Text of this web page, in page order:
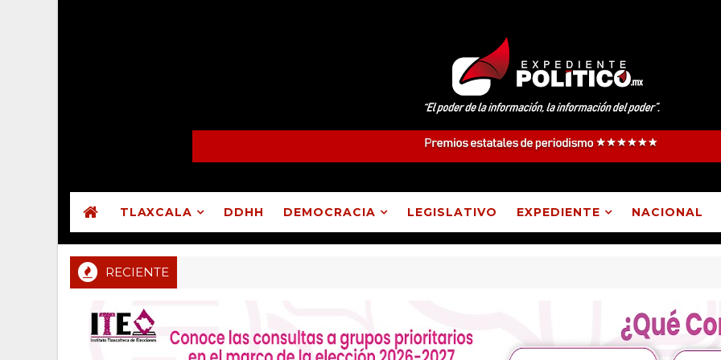
TLAXCALA DDHH DEMOCRACIA LEGISLATIVO EXPEDIENTE NACIONAL
RECIENTE